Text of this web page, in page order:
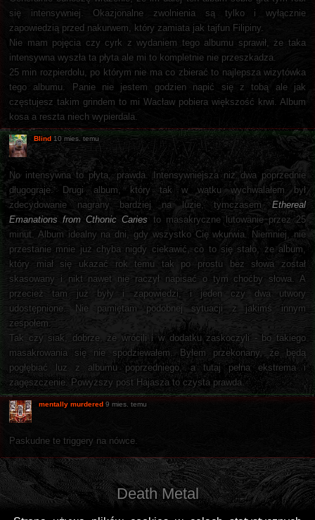
się intensywniej. Okazjonalne zwolnienia są tylko i wyłącznie
zapowiedzią przed nakurwem, który zamiata jak tajfun Filipiny.
Nie mam pojęcia czy cyrk z wydaniem tego albumu sprawił, że taka
intensywna wyszła ta płyta ale mi to kompletnie nie przeszkadza.
25 min rozpierdolu, po którym nie ma co zbierać to najlepsza wizytówka
tego albumu. Panie nie jestem godzien napić się z tobą ale jak
częstujesz takim grindem to mi Wacław pobiera większość krwi. Album
kosa a reszta niech wypierdala.
Blind 10 mies. temu
No intensywna to płyta, prawda. Intensywniejsza niż dwa poprzednie
długograje. Drugi album, który tak w wątku wychwalałem był
zdecydowanie nagrany bardziej na luzie, tymczasem Ethereal
Emanations from Cthonic Caries to masakryczne lutowanie przez 25
minut. Album idealny na dni, gdy wszystko Cię wkurwia. Niemniej, nie
przestanie mnie już chyba nigdy ciekawić, co to się stało, że album,
który miał się ukazać rok temu tak po prostu bez słowa został
skasowany i nikt nawet nie raczył napisać o tym choćby słowa. A
przecież tam już były i zapowiedzi, i jeden czy dwa utwory
udostępnione. Nie pamiętam podobnej sytuacji z jakimś innym
zespołem.
Tak czy siak, dobrze, że wrócili i w dodatku zaskoczyli - bo takiego
masakrowania się nie spodziewałem. Byłem przekonany, że będą
pogłębiać luz z albumu poprzedniego, a tutaj pełna ekstrema i
zagęszczenie. Powyższy post Hajasza to czysta prawda.
mentally murdered 9 mies. temu
Paskudne te triggery na nówce.
Death Metal